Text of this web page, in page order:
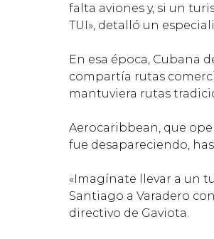
falta aviones y, si un
TUI», detalló un
En esa época, Cubana
compartía rutas
mantuviera rutas
Aerocaribbean, que
fue desapareciendo,
«Imagínate llevar a un
Santiago a Varadero
directivo de Gaviota.